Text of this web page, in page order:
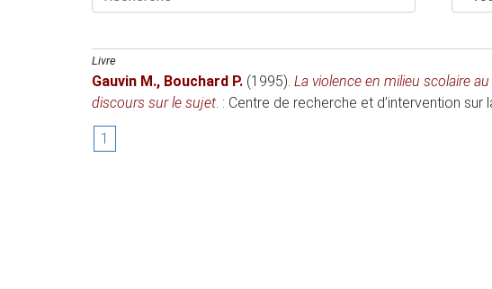
Livre
Gauvin M., Bouchard P. (1995). La violence en milieu scolaire
discours sur le sujet. : Centre de recherche et d’intervention sur
1